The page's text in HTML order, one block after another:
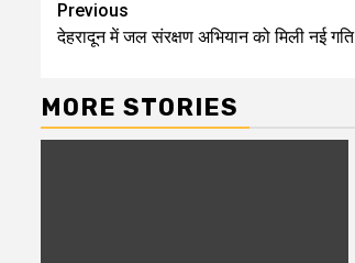
Continue
Reading
Previous
देहरादून में जल संरक्षण अभियान को मिली नई गति
MORE STORIES